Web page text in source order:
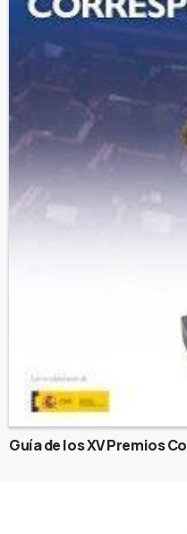
Guía de los XV Premios